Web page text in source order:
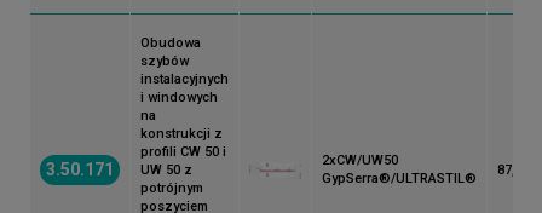
3.50.171
Obudowa
szybów
instalacyjnych
i windowych
na
konstrukcji z
profili CW 50 i
UW 50 z
potrójnym
poszyciem
2xCW/UW50
GypSerra®/ULTRASTIL®
87,5